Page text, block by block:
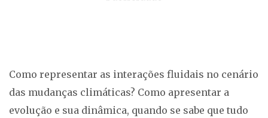
Como representar as interações fluidais no cenário
das mudanças climáticas? Como apresentar a
evolução e sua dinâmica, quando se sabe que tudo